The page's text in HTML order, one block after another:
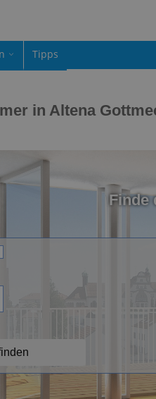
Tipps
in Altena
Finde